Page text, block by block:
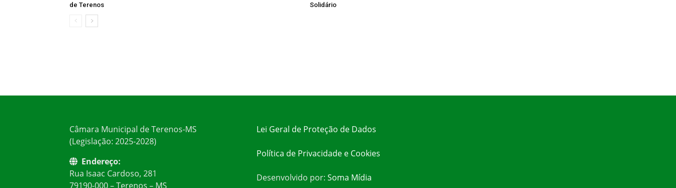
de Terenos
Solidário
Câmara Municipal de Terenos-MS
(Legislação: 2025-2028)
Endereço:
Rua Isaac Cardoso, 281
79190-000 – Terenos – MS
Lei Geral de Proteção de Dados
Política de Privacidade e Cookies
Desenvolvido por: Soma Mídia